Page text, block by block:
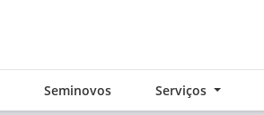
Seminovos Serviços